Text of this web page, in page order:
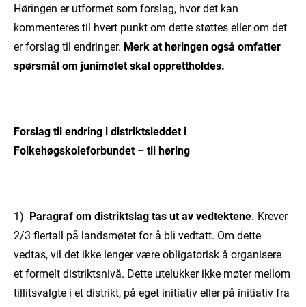
Høringen er utformet som forslag, hvor det kan
kommenteres til hvert punkt om dette støttes eller om det
er forslag til endringer. Merk at høringen også omfatter
spørsmål om junimøtet skal opprettholdes.
Forslag til endring i distriktsleddet i
Folkehøgskoleforbundet – til høring
1) Paragraf om distriktslag tas ut av vedtektene. Krever
2/3 flertall på landsmøtet for å bli vedtatt. Om dette
vedtas, vil det ikke lenger være obligatorisk å organisere
et formelt distriktsnivå. Dette utelukker ikke møter mellom
tillitsvalgte i et distrikt, på eget initiativ eller på initiativ fra